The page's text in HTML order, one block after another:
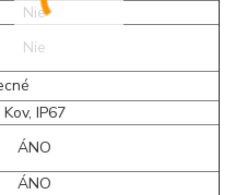
Nie
Nie
Kov, IP67
ÁNO
ÁNO